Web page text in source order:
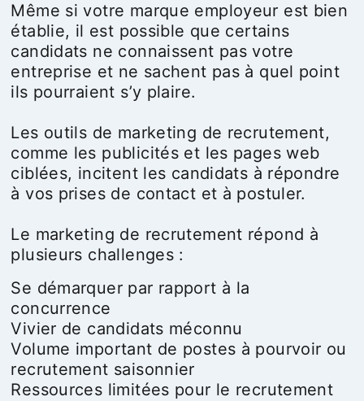
Même si votre marque employeur est bien
établie, il est possible que certains
candidats ne connaissent pas votre
entreprise et ne sachent pas à quel point
ils pourraient s’y plaire.
Les outils de marketing de recrutement,
comme les publicités et les pages web
ciblées, incitent les candidats à répondre
à vos prises de contact et à postuler.
Le marketing de recrutement répond à
plusieurs challenges :
Se démarquer par rapport à la
concurrence
Vivier de candidats méconnu
Volume important de postes à pourvoir ou
recrutement saisonnier
Ressources limitées pour le recrutement